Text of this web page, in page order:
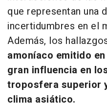
que representan una
incertidumbres en el
Además, los
amoníaco emitido
gran influencia en
troposfera superior
clima asiático.